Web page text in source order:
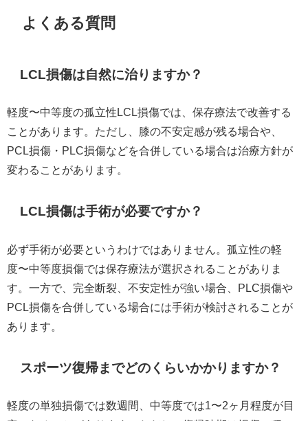
よくある質問
LCL損傷は自然に治りますか？
軽度〜中等度の孤立性LCL損傷では、保存療法で改善する
ことがあります。ただし、膝の不安定感が残る場合や、
PCL損傷・PLC損傷などを合併している場合は治療方針が
変わることがあります。
LCL損傷は手術が必要ですか？
必ず手術が必要というわけではありません。孤立性の軽
度〜中等度損傷では保存療法が選択されることがありま
す。一方で、完全断裂、不安定性が強い場合、PLC損傷や
PCL損傷を合併している場合には手術が検討されることが
あります。
スポーツ復帰までどのくらいかかりますか？
軽度の単独損傷では数週間、中等度では1〜2ヶ月程度が目